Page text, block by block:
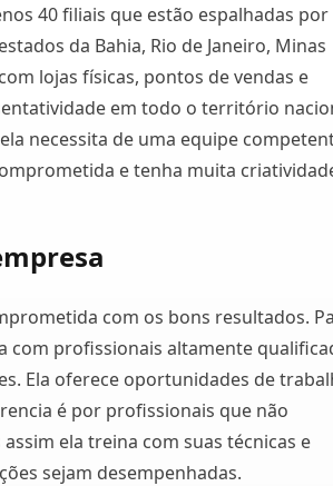
40 filiais que estão espalhadas por
da Bahia, Rio de Janeiro, Minas
lojas físicas, pontos de vendas e
em todo o território
necessita de uma equipe
e tenha muita
com os bons resultados.
com profissionais altamente
Ela oferece oportunidades de
é por profissionais que não
ela treina com suas técnicas e
sejam desempenhadas.